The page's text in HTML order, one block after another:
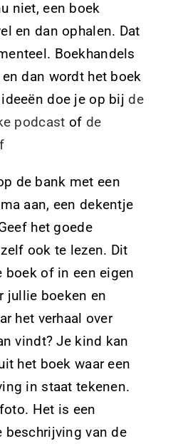
niet, een boek
en dan ophalen. Dat
Boekhandels
dan wordt het boek
ideeën doe je op bij de
podcast of de
de bank met een
aan, een dekentje
het goede
ook te lezen. Dit
boek of in een eigen
jullie boeken en
het verhaal over
vindt? Je kind kan
het boek waar een
in staat tekenen.
Het is een
beschrijving van de